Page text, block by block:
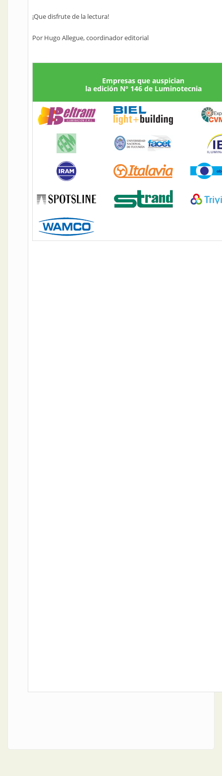
¡Que disfrute de la lectura!
Por Hugo Allegue, coordinador editorial
Empresas que auspician
la edición N° 146 de Luminotecnia